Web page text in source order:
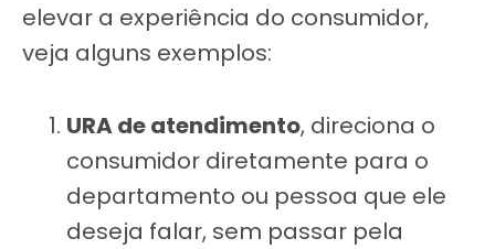
elevar a experiência do consumidor,
veja alguns exemplos:
URA de atendimento, direciona o
consumidor diretamente para o
departamento ou pessoa que ele
deseja falar, sem passar pela